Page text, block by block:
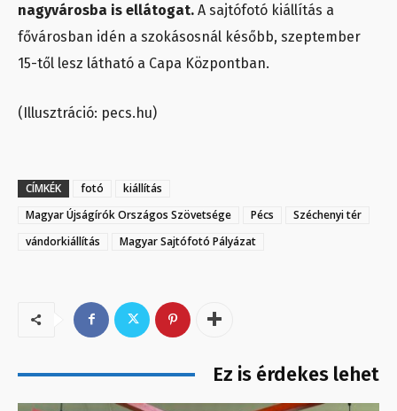
nagyvárosba is ellátogat. A sajtófotó kiállítás a
fővárosban idén a szokásosnál később, szeptember
15-től lesz látható a Capa Központban.
(Illusztráció: pecs.hu)
CÍMKÉK fotó
kiállítás
Magyar Újságírók Országos Szövetsége
Pécs
Széchenyi tér
vándorkiállítás
Magyar Sajtófotó Pályázat
Ez is érdekes lehet